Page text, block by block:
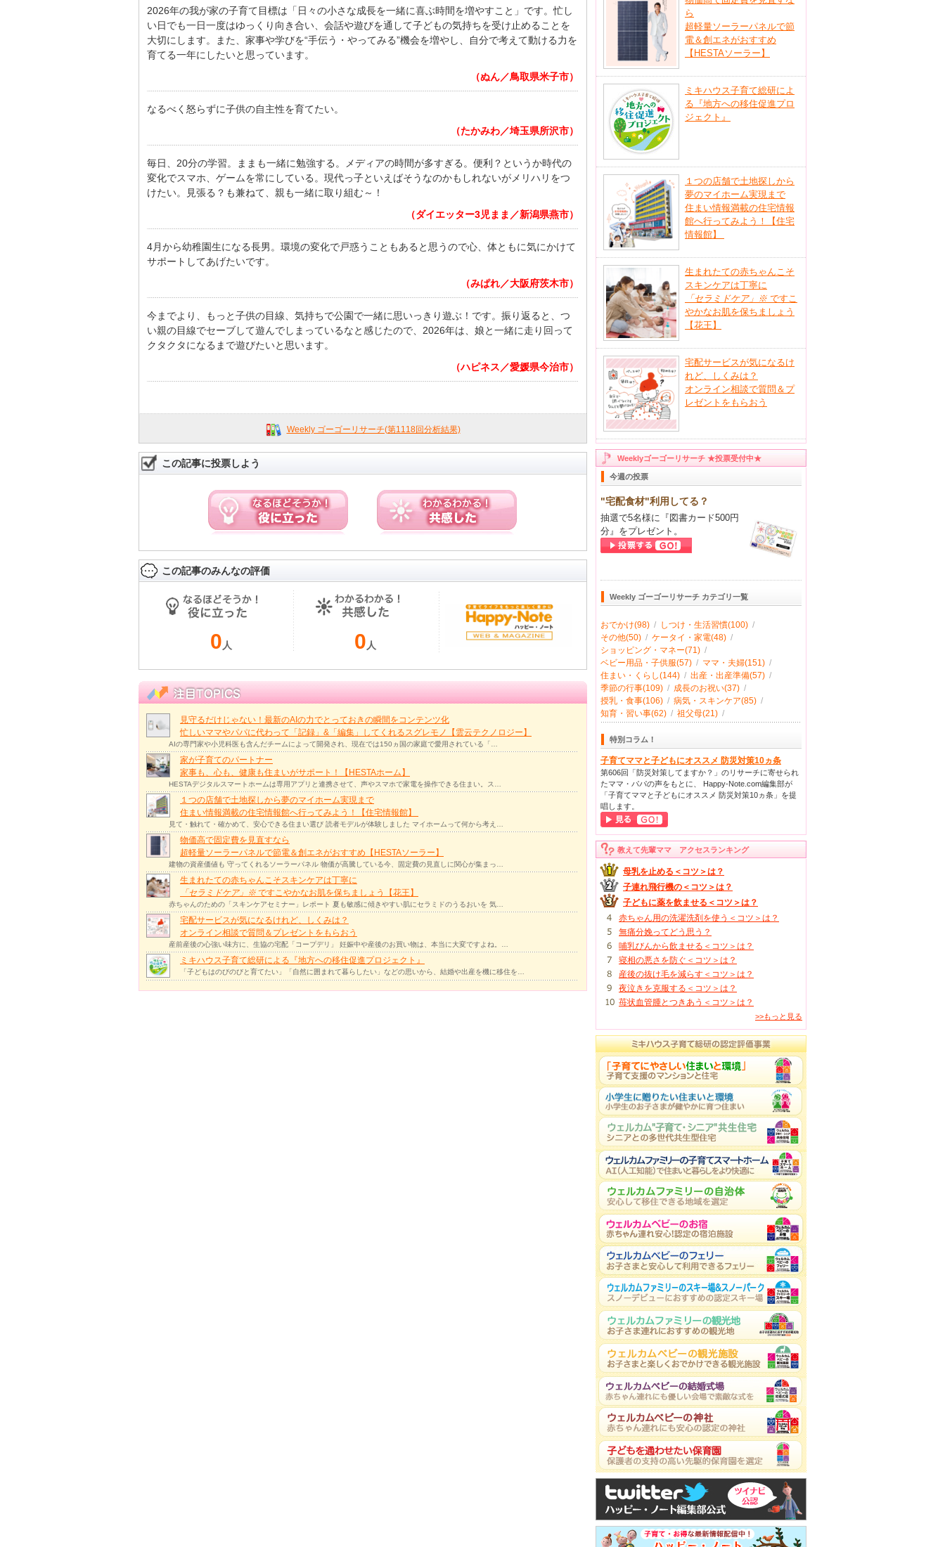
2026年の我が家の子育て目標は「日々の小さな成長を一緒に喜ぶ時間を増やすこと」です。忙し
い日でも一日一度はゆっくり向き合い、会話や遊びを通して子どもの気持ちを受け止めることを
大切にします。また、家事や学びを“手伝う・やってみる”機会を増やし、自分で考えて動ける力を
育てる一年にしたいと思っています。
（ぬん／鳥取県米子市）
なるべく怒らずに子供の自主性を育てたい。
（たかみわ／埼玉県所沢市）
毎日、20分の学習。ままも一緒に勉強する。メディアの時間が多すぎる。便利？というか時代の
変化でスマホ、ゲームを常にしている。現代っ子といえばそうなのかもしれないがメリハリをつ
けたい。見張る？も兼ねて、親も一緒に取り組む～！
（ダイエッター3児まま／新潟県燕市）
4月から幼稚園生になる長男。環境の変化で戸惑うこともあると思うので心、体ともに気にかけて
サポートしてあげたいです。
（みぱれ／大阪府茨木市）
今までより、もっと子供の目線、気持ちで公園で一緒に思いっきり遊ぶ！です。振り返ると、つ
い親の目線でセーブして遊んでしまっているなと感じたので、2026年は、娘と一緒に走り回って
クタクタになるまで遊びたいと思います。
（ハピネス／愛媛県今治市）
Weekly ゴーゴーリサーチ(第1118回分析結果)
この記事に投票しよう
この記事のみんなの評価
0 人 0 人
見守るだけじゃない！最新のAIの力でとっておきの瞬間をコンテンツ化
忙しいママやパパに代わって「記録」&「編集」してくれるスグレモノ【雲云テクノロジー】
AIの専門家や小児科医も含んだチームによって開発され、現在では150ヵ国の家庭で愛用されている「…
家が子育てのパートナー
家事も、心も、健康も住まいがサポート！【HESTAホーム】
HESTAデジタルスマートホームは専用アプリと連携させて、声やスマホで家電を操作できる住まい。ス…
１つの店舗で土地探しから夢のマイホーム実現まで
住まい情報満載の住宅情報館へ行ってみよう！【住宅情報館】
見て・触れて・確かめて、安心できる住まい選び 読者モデルが体験しました マイホームって何から考え…
物価高で固定費を見直すなら
超軽量ソーラーパネルで節電＆創エネがおすすめ【HESTAソーラー】
建物の資産価値も 守ってくれるソーラーパネル 物価が高騰している今、固定費の見直しに関心が集まっ…
生まれたての赤ちゃんこそスキンケアは丁寧に
「セラミドケア」 ※ですこやかなお肌を保ちましょう【花王】
赤ちゃんのための「スキンケアセミナー」レポート 夏も敏感に傾きやすい肌にセラミドのうるおいを 気…
宅配サービスが気になるけれど、しくみは？
オンライン相談で質問＆プレゼントをもらおう
産前産後の心強い味方に、生協の宅配「コープデリ」 妊娠中や産後のお買い物は、本当に大変ですよね。…
ミキハウス子育て総研による『地方への移住促進プロジェクト』
「子どもはのびのびと育てたい」「自然に囲まれて暮らしたい」などの思いから、結婚や出産を機に移住を…
ら
超軽量ソーラーパネルで節
電＆創エネがおすすめ
【HESTAソーラー】
ミキハウス子育て総研によ
る『地方への移住促進プロ
ジェクト』
１つの店舗で土地探しから
夢のマイホーム実現まで
住まい情報満載の住宅情報
館へ行ってみよう！【住宅
情報館】
生まれたての赤ちゃんこそ
スキンケアは丁寧に
「セラミドケア」 ※ ですこ
やかなお肌を保ちましょう
【花王】
宅配サービスが気になるけ
れど、しくみは？
オンライン相談で質問＆プ
レゼントをもらおう
Weeklyゴーゴーリサーチ ★投票受付中★
今週の投票
"宅配食材"利用してる？
抽選で5名様に『図書カード500円
分』をプレゼント。
Weekly ゴーゴーリサーチ カテゴリ一覧
おでかけ(98)/ しつけ・生活習慣(100)/
その他(50)/ ケータイ・家電(48)/
ショッピング・マネー(71)/
ベビー用品・子供服(57)/ ママ・夫婦(151)/
住まい・くらし(144)/ 出産・出産準備(57)/
季節の行事(109)/ 成長のお祝い(37)/
授乳・食事(106)/ 病気・スキンケア(85)/
知育・習い事(62)/ 祖父母(21)/
特別コラム！
子育てママと子どもにオススメ 防災対策10ヵ条
第606回「防災対策してますか？」のリサーチに寄せられ
たママ・パパの声をもとに、 Happy-Note.com編集部が
「子育てママと子どもにオススメ 防災対策10ヵ条」を提
唱します。
教えて先輩ママ アクセスランキング
母乳を止める＜コツ＞は？
子連れ飛行機の＜コツ＞は？
子どもに薬を飲ませる＜コツ＞は？
赤ちゃん用の洗濯洗剤を使う＜コツ＞は？
無痛分娩ってどう思う？
哺乳びんから飲ませる＜コツ＞は？
寝相の悪さを防ぐ＜コツ＞は？
産後の抜け毛を減らす＜コツ＞は？
夜泣きを克服する＜コツ＞は？
苺状血管腫とつきあう＜コツ＞は？
>>もっと見る